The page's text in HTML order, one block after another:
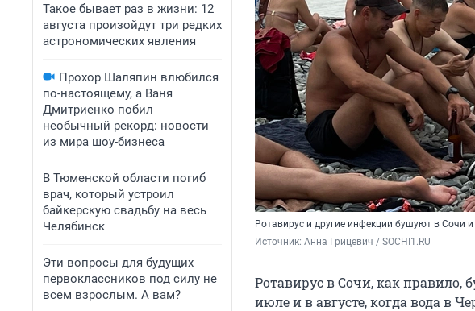
Такое бывает раз в жизни: 12
августа произойдут три редких
астрономических явления
Прохор Шаляпин влюбился
по-настоящему, а Ваня
Дмитриенко побил
необычный рекорд: новости
из мира шоу-бизнеса
В Тюменской области погиб
врач, который устроил
байкерскую свадьбу на весь
Челябинск
Эти вопросы для будущих
первоклассников под силу не
всем взрослым. А вам?
Ротавирус и другие инфекции бушуют в Сочи
Источник: Анна Грицевич / SOCHI1.RU
Ротавирус в Сочи, как правило,
июле и в августе, когда вода в